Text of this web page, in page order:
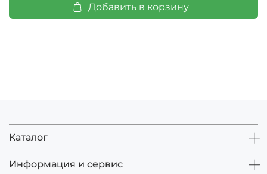
Добавить в корзину
Каталог
Информация и сервис